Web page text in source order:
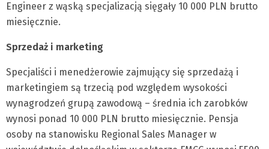
Engineer z wąską specjalizacją sięgały 10 000 PLN brutto
miesięcznie.
Sprzedaż i marketing
Specjaliści i menedżerowie zajmujący się sprzedażą i
marketingiem są trzecią pod względem wysokości
wynagrodzeń grupą zawodową – średnia ich zarobków
wynosi ponad 10 000 PLN brutto miesięcznie. Pensja
osoby na stanowisku Regional Sales Manager w